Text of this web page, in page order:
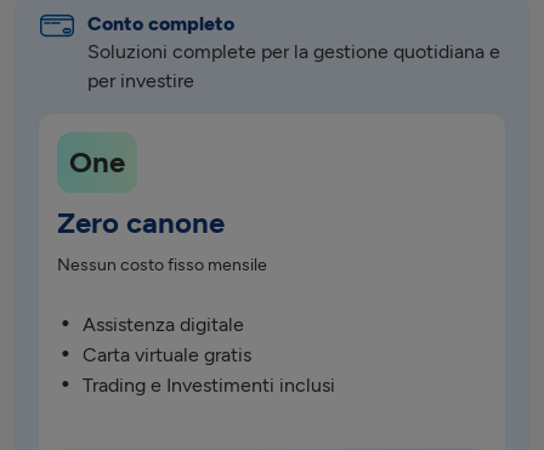
Conto completo
Soluzioni complete per la gestione quotidiana e
per investire
One
Zero canone
Nessun costo fisso mensile
Assistenza digitale
Carta virtuale gratis
Trading e Investimenti inclusi